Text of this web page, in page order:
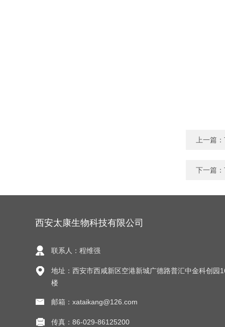
上一篇：
下一篇：
西安太康生物科技有限公司
联系人：程维强
地址：西安市西咸新区空港新城广德路普汇中金科创园
楼
邮箱：xataikang@126.com
传真：86-029-86125200